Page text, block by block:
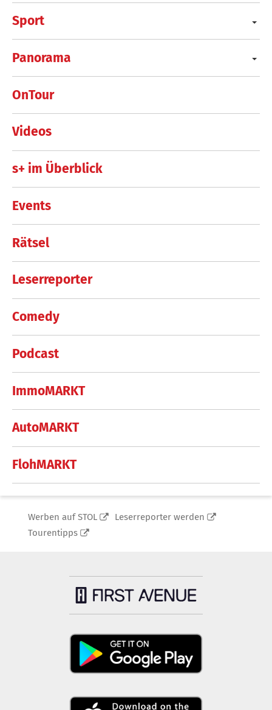
Sport
Panorama
OnTour
Videos
s+ im Überblick
Events
Rätsel
Leserreporter
Comedy
Podcast
ImmoMARKT
AutoMARKT
FlohMARKT
Werben auf STOL
Leserreporter werden
Tourentipps